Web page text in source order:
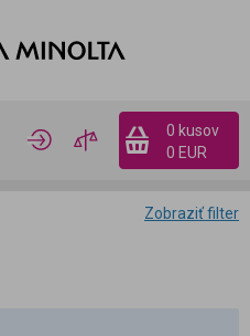
0 kusov
0 EUR
Zobraziť filter